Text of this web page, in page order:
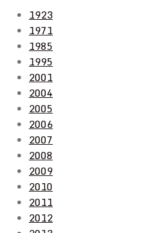
1923
1971
1985
1995
2001
2004
2005
2006
2007
2008
2009
2010
2011
2012